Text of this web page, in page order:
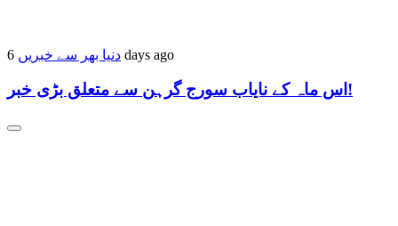
دنیا بھر سے خبریں 6 days ago
اس ماہ کے نایاب سورج گرہن سے متعلق بڑی خبر!